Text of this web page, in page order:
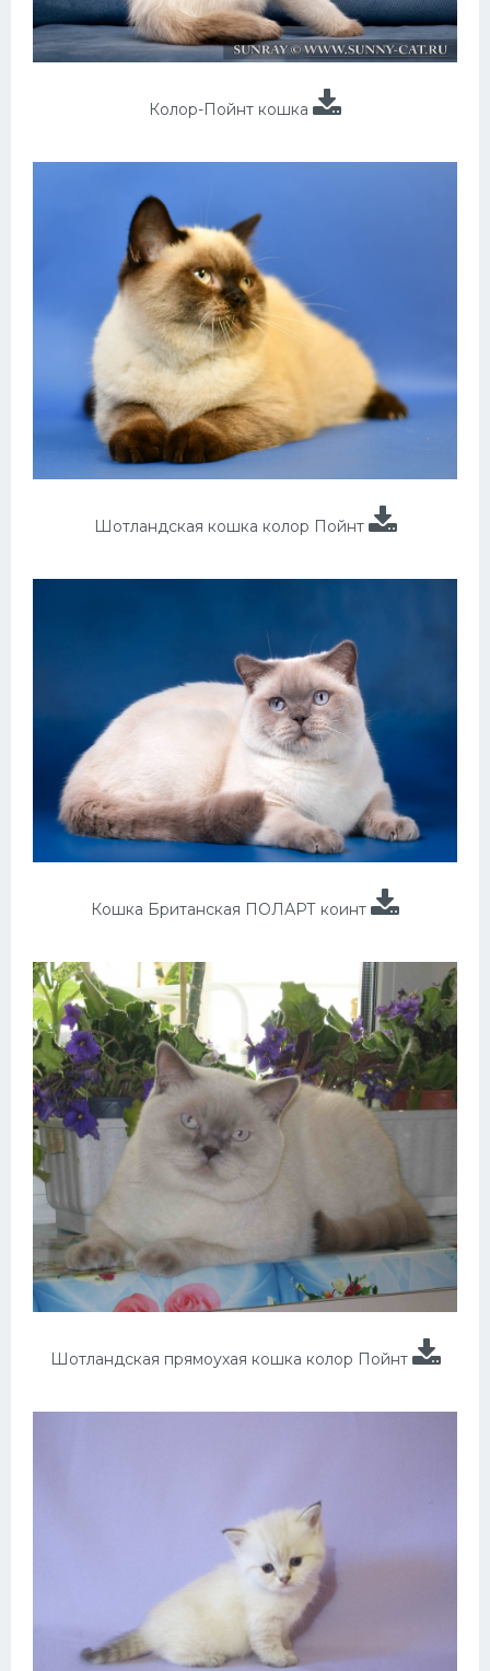
Колор-Пойнт кошка
Шотландская кошка колор Пойнт
Кошка Британская ПОЛАРТ коинт
Шотландская прямоухая кошка колор Пойнт